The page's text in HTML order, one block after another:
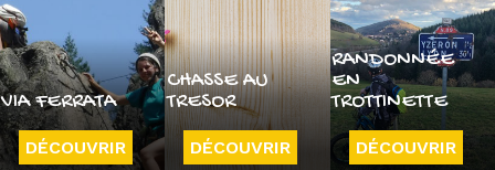
VIA FERRATA
DÉCOUVRIR
CHASSE AU
TRESOR
DÉCOUVRIR
RANDONNÉE
EN
TROTTINETTE
DÉCOUVRIR